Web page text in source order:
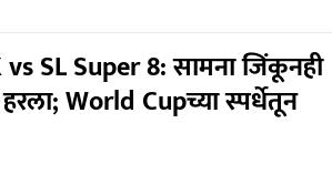
SL Super 8: सामना जिंकूनही
World Cupच्या स्पर्धेतून